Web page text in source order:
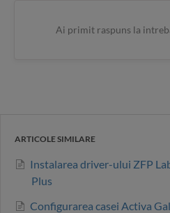
Ai primit raspuns la
ARTICOLE SIMILARE
Instalarea driver-ului ZFP
Plus
Configurarea casei Activa